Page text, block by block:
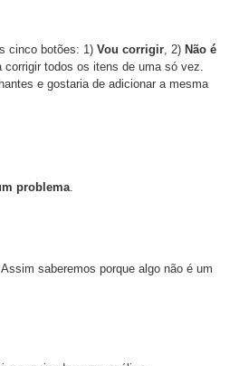
cinco botões: 1) Vou corrigir, 2) Não é
corrigir todos os itens de uma só vez.
e gostaria de adicionar a mesma
problema.
Assim saberemos porque algo não é um